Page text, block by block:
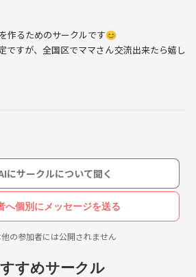
作るためのサークルです😊
ですが、全国区でママさん交流出来たら嬉し
友を作るためのサークルです。
は禁止です。
ますので、気遣いや思いやりのある方を歓迎
れたらなぁって思ってます❣️
イベントも行う予定です✨
にサークルについて聞く
へ個別にメッセージを送る
の参加者には公開されません
すめサークル